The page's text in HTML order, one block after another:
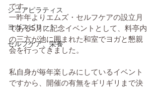
シニアピラティス
ヨガスピリット
セルフケア、栄養
です。
一昨年よりエムズ・セルフケアの設立月
である5月に記念イベントとして、料亭内
の三方が池に囲まれた和室でヨガと懇親
会を行ってきました。
私自身が毎年楽しみにしているイベント
ですから、開催の有無をギリギリまで決